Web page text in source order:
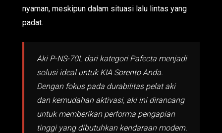
nyaman, meskipun dalam situasi lalu lintas yang
padat.
Aki P-NS-70L dari kategori Pafecta menjadi
solusi ideal untuk KIA Sorento Anda.
Dengan fokus pada durabilitas pelat aki
dan kemudahan aktivasi, aki ini dirancang
untuk memberikan performa pengapian
tinggi yang dibutuhkan kendaraan modern.